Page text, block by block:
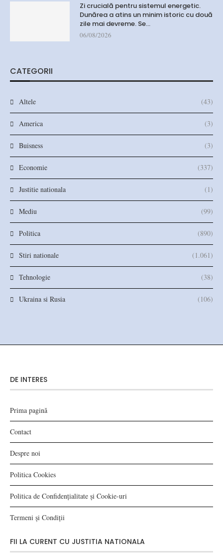
Zi crucială pentru sistemul energetic.
Dunărea a atins un minim istoric cu două
zile mai devreme. Se…
06/08/2026
CATEGORII
Altele (43)
America (3)
Buisness (3)
Economie (337)
Justitie nationala (1)
Mediu (99)
Politica (890)
Stiri nationale (1.061)
Tehnologie (38)
Ukraina si Rusia (106)
DE INTERES
Prima pagină
Contact
Despre noi
Politica Cookies
Politica de Confidențialitate și Cookie-uri
Termeni și Condiții
FII LA CURENT CU JUSTITIA NATIONALA